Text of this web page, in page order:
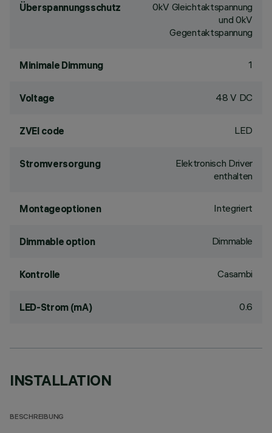
Überspannungsschutz
0kV Gleichtaktspannung
und 0kV
Gegentaktspannung
Minimale Dimmung 1
Voltage 48 V DC
ZVEI code LED
Stromversorgung
Elektronisch Driver
enthalten
Montageoptionen Integriert
Dimmable option Dimmable
Kontrolle Casambi
LED-Strom (mA) 0.6
INSTALLATION
BESCHREIBUNG